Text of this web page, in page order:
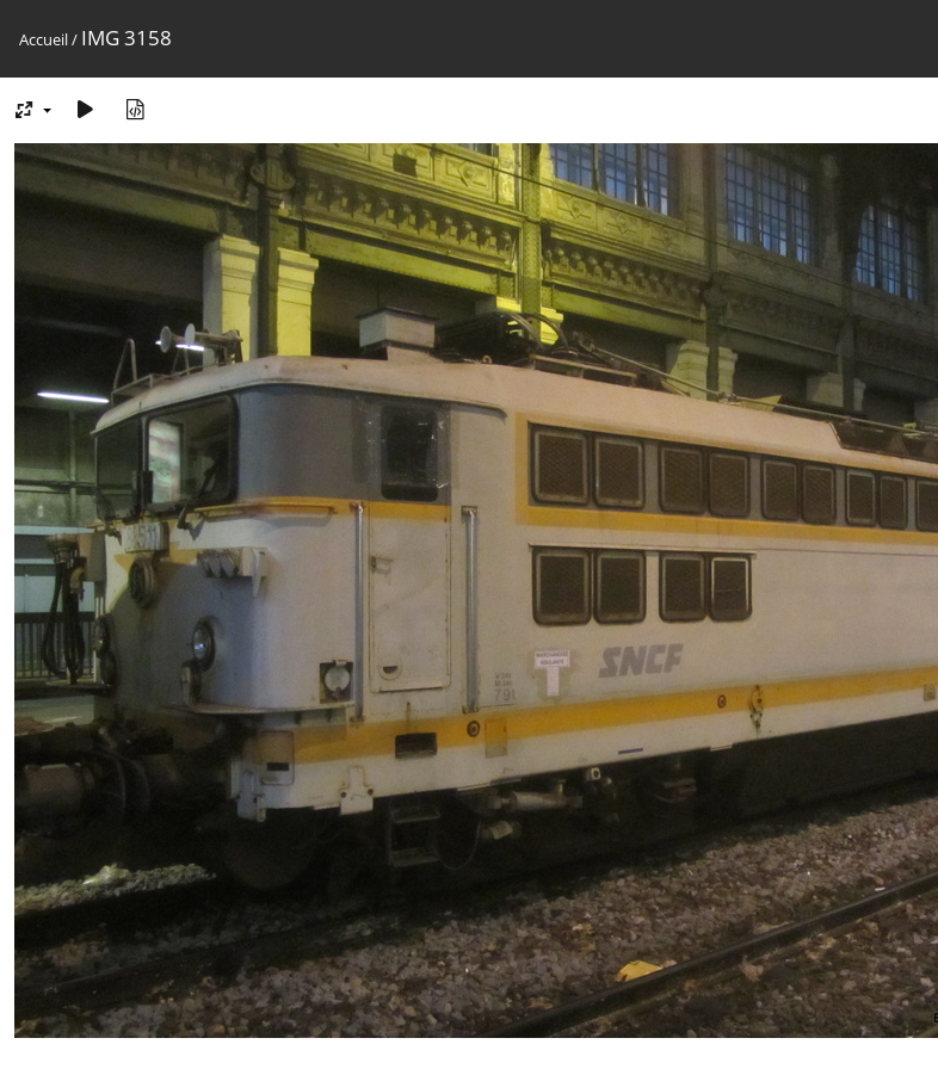
Accueil/ IMG 3158